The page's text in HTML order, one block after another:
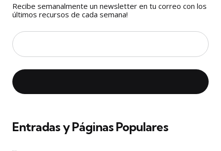
Recibe semanalmente un newsletter en tu correo con los
últimos recursos de cada semana!
Entradas y Páginas Populares